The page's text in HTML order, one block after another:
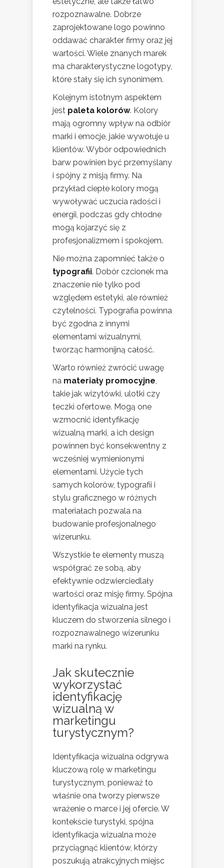
rozpoznawalne. Dobrze
zaprojektowane logo powinno
oddawać charakter firmy oraz jej
wartości. Wiele znanych marek
ma charakterystyczne logotypy,
które stały się ich synonimem.
Kolejnym istotnym aspektem
jest paleta kolorów. Kolory
mają ogromny wpływ na odbiór
marki i emocje, jakie wywołuje u
klientów. Wybór odpowiednich
barw powinien być przemyślany
i spójny z misją firmy. Na
przykład ciepłe kolory mogą
wywoływać uczucia radości i
energii, podczas gdy chłodne
mogą kojarzyć się z
profesjonalizmem i spokojem.
Nie można zapomnieć także o
typografii. Dobór czcionek ma
znaczenie nie tylko pod
względem estetyki, ale również
czytelności. Typografia powinna
być zgodna z innymi
elementami wizualnymi,
tworząc harmonijną całość.
Warto również zwrócić uwagę
na materiały promocyjne
takie jak wizytówki, ulotki czy
teczki ofertowe. Mogą one
wzmocnić identyfikację
wizualną marki, a ich design
powinnen być konsekwentny z
wcześniej wymienionymi
elementami. Użycie tych
samych kolorów, typografii i
stylu graficznego w różnych
materiałach pozwala na
budowanie profesjonalnego
wizerunku.
Wszystkie te elementy muszą
współgrać ze sobą, aby
efektywnie odzwierciedlały
wartości oraz misję firmy. Spójna
identyfikacja wizualna jest
kluczem do stworzenia silnego i
rozpoznawalnego wizerunku
marki na rynku.
Jak skutecznie
wykorzystać
identyfikację
wizualną w
marketingu
turystycznym?
Identyfikacja wizualna odgrywa
kluczową rolę w marketingu
turystycznym, ponieważ to
właśnie ona tworzy pierwsze
wrażenie o marce i jej ofercie. W
kontekście turystyki, spójna
identyfikacja wizualna może
przyciągnąć klientów, którzy
poszukują atrakcyjnych miejsc